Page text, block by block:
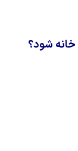
خانه شود؟